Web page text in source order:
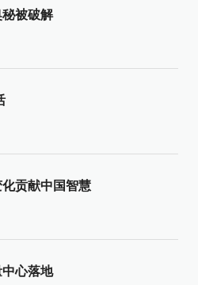
被破解
贡献中国智慧
心落地